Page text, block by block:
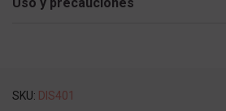
SKU: DIS401